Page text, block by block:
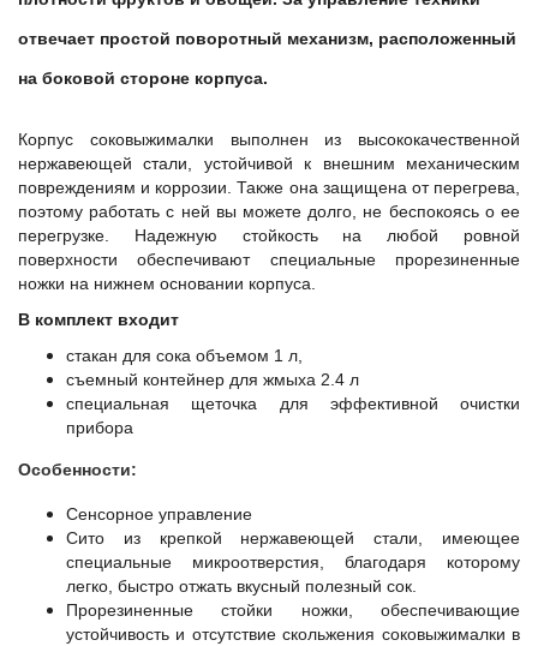
отвечает простой поворотный механизм, расположенный
на боковой стороне корпуса.
Корпус соковыжималки выполнен из высококачественной
нержавеющей стали, устойчивой к внешним механическим
повреждениям и коррозии. Также она защищена от перегрева,
поэтому работать с ней вы можете долго, не беспокоясь о ее
перегрузке. Надежную стойкость на любой ровной
поверхности обеспечивают специальные прорезиненные
ножки на нижнем основании корпуса.
В комплект входит
стакан для сока объемом 1 л,
съемный контейнер для жмыха 2.4 л
специальная щеточка для эффективной очистки
прибора
Особенности:
Сенсорное управление
Сито из крепкой нержавеющей стали, имеющее
специальные микроотверстия, благодаря которому
легко, быстро отжать вкусный полезный сок.
Прорезиненные стойки ножки, обеспечивающие
устойчивость и отсутствие скольжения соковыжималки в